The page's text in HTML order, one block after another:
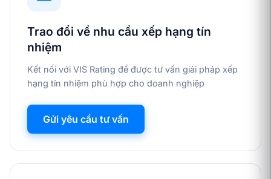
Trao đổi về nhu cầu xếp hạng tín
nhiệm
Kết nối với VIS Rating để được tư vấn giải pháp xếp
hạng tín nhiệm phù hợp cho doanh nghiệp
Gửi yêu cầu tư vấn